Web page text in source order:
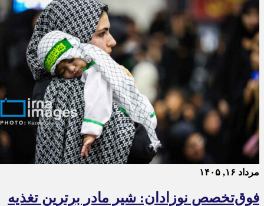
مرداد ۱۶, ۱۴۰۵
فوق‌تخصص نوزادان: شیر مادر برترین تغذیه